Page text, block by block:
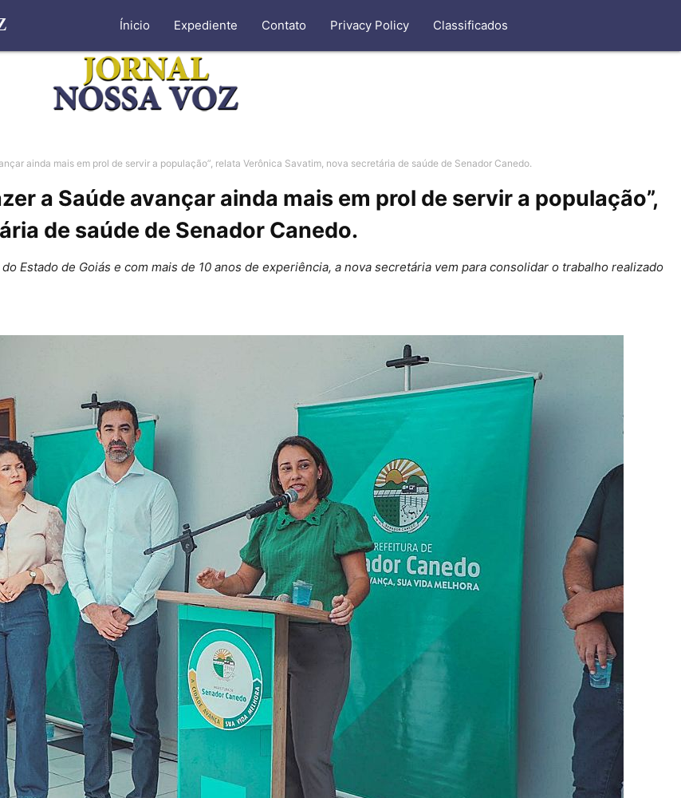
Ínicio Expediente Contato Privacy Policy Classificados
ainda mais em prol de servir a população”, relata Verônica Savatim, nova secretária de saúde de Senador Canedo.
a Saúde avançar ainda mais em prol de servir a população”,
de saúde de Senador Canedo.
Estado de Goiás e com mais de 10 anos de experiência, a nova secretária vem para consolidar o trabalho realizado